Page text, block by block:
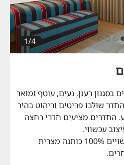
1/4
בסגנון רענן, נעים, עוטף ומואר
שולבו פריטים וריהוט בהיר
החדרים מציעים חדרי רחצה
עכשווי.
בחדר תמצאו מצעי מיטה עשויים 100% כותנה מצרית